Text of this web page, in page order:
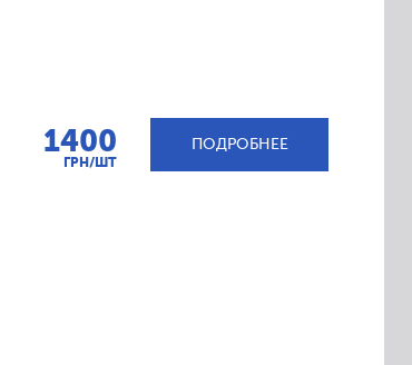
1400
ГРН/ШТ
ПОДРОБНЕЕ